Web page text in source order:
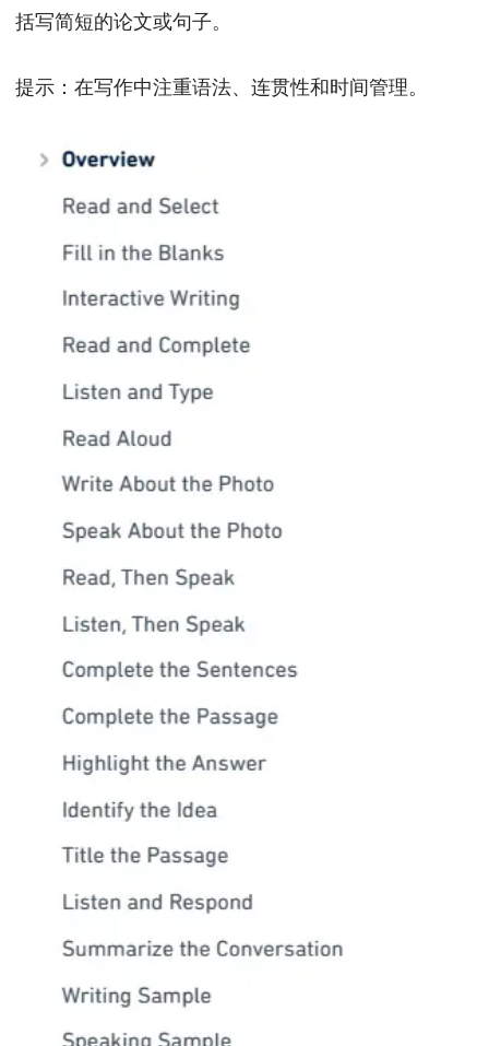
括写简短的论文或句子。
提示：在写作中注重语法、连贯性和时间管理。